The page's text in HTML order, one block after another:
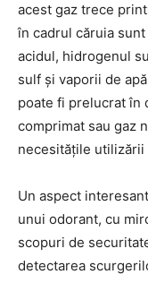
acest gaz trece
în cadrul căruia
acidul, hidrogenul
sulf și vaporii de
poate fi prelucrat în
comprimat sau gaz
necesitățile utilizării
Un aspect
unui odorant, cu
scopuri de
detectarea